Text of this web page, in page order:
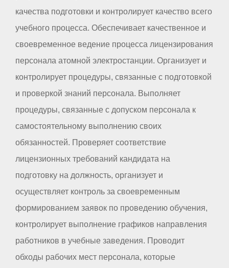
качества подготовки и контролирует качество всего
учебного процесса. Обеспечивает качественное и
своевременное ведение процесса лицензирования
персонала атомной электростанции. Организует и
контролирует процедуры, связанные с подготовкой
и проверкой знаний персонала. Выполняет
процедуры, связанные с допуском персонала к
самостоятельному выполнению своих
обязанностей. Проверяет соответствие
лицензионных требований кандидата на
подготовку на должность, организует и
осуществляет контроль за своевременным
формированием заявок по проведению обучения,
контролирует выполнение графиков направления
работников в учебные заведения. Проводит
обходы рабочих мест персонала, которые